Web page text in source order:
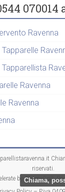
070014
Ravenna
Ravenna
Ravenna
riservati.
by ThemeGrill.
Chiama,